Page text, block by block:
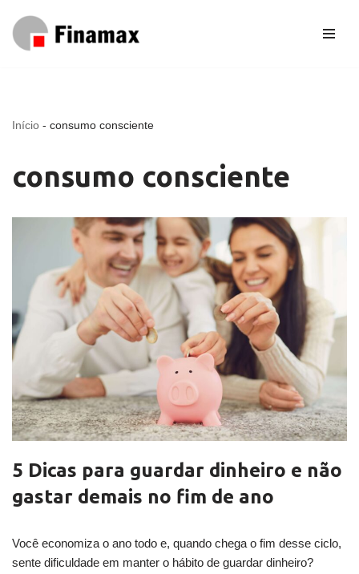
Pular
Início - consumo consciente
consumo consciente
5 Dicas para guardar dinheiro e não
gastar demais no fim de ano
Você economiza o ano todo e, quando chega o fim desse ciclo,
sente dificuldade em manter o hábito de guardar dinheiro?